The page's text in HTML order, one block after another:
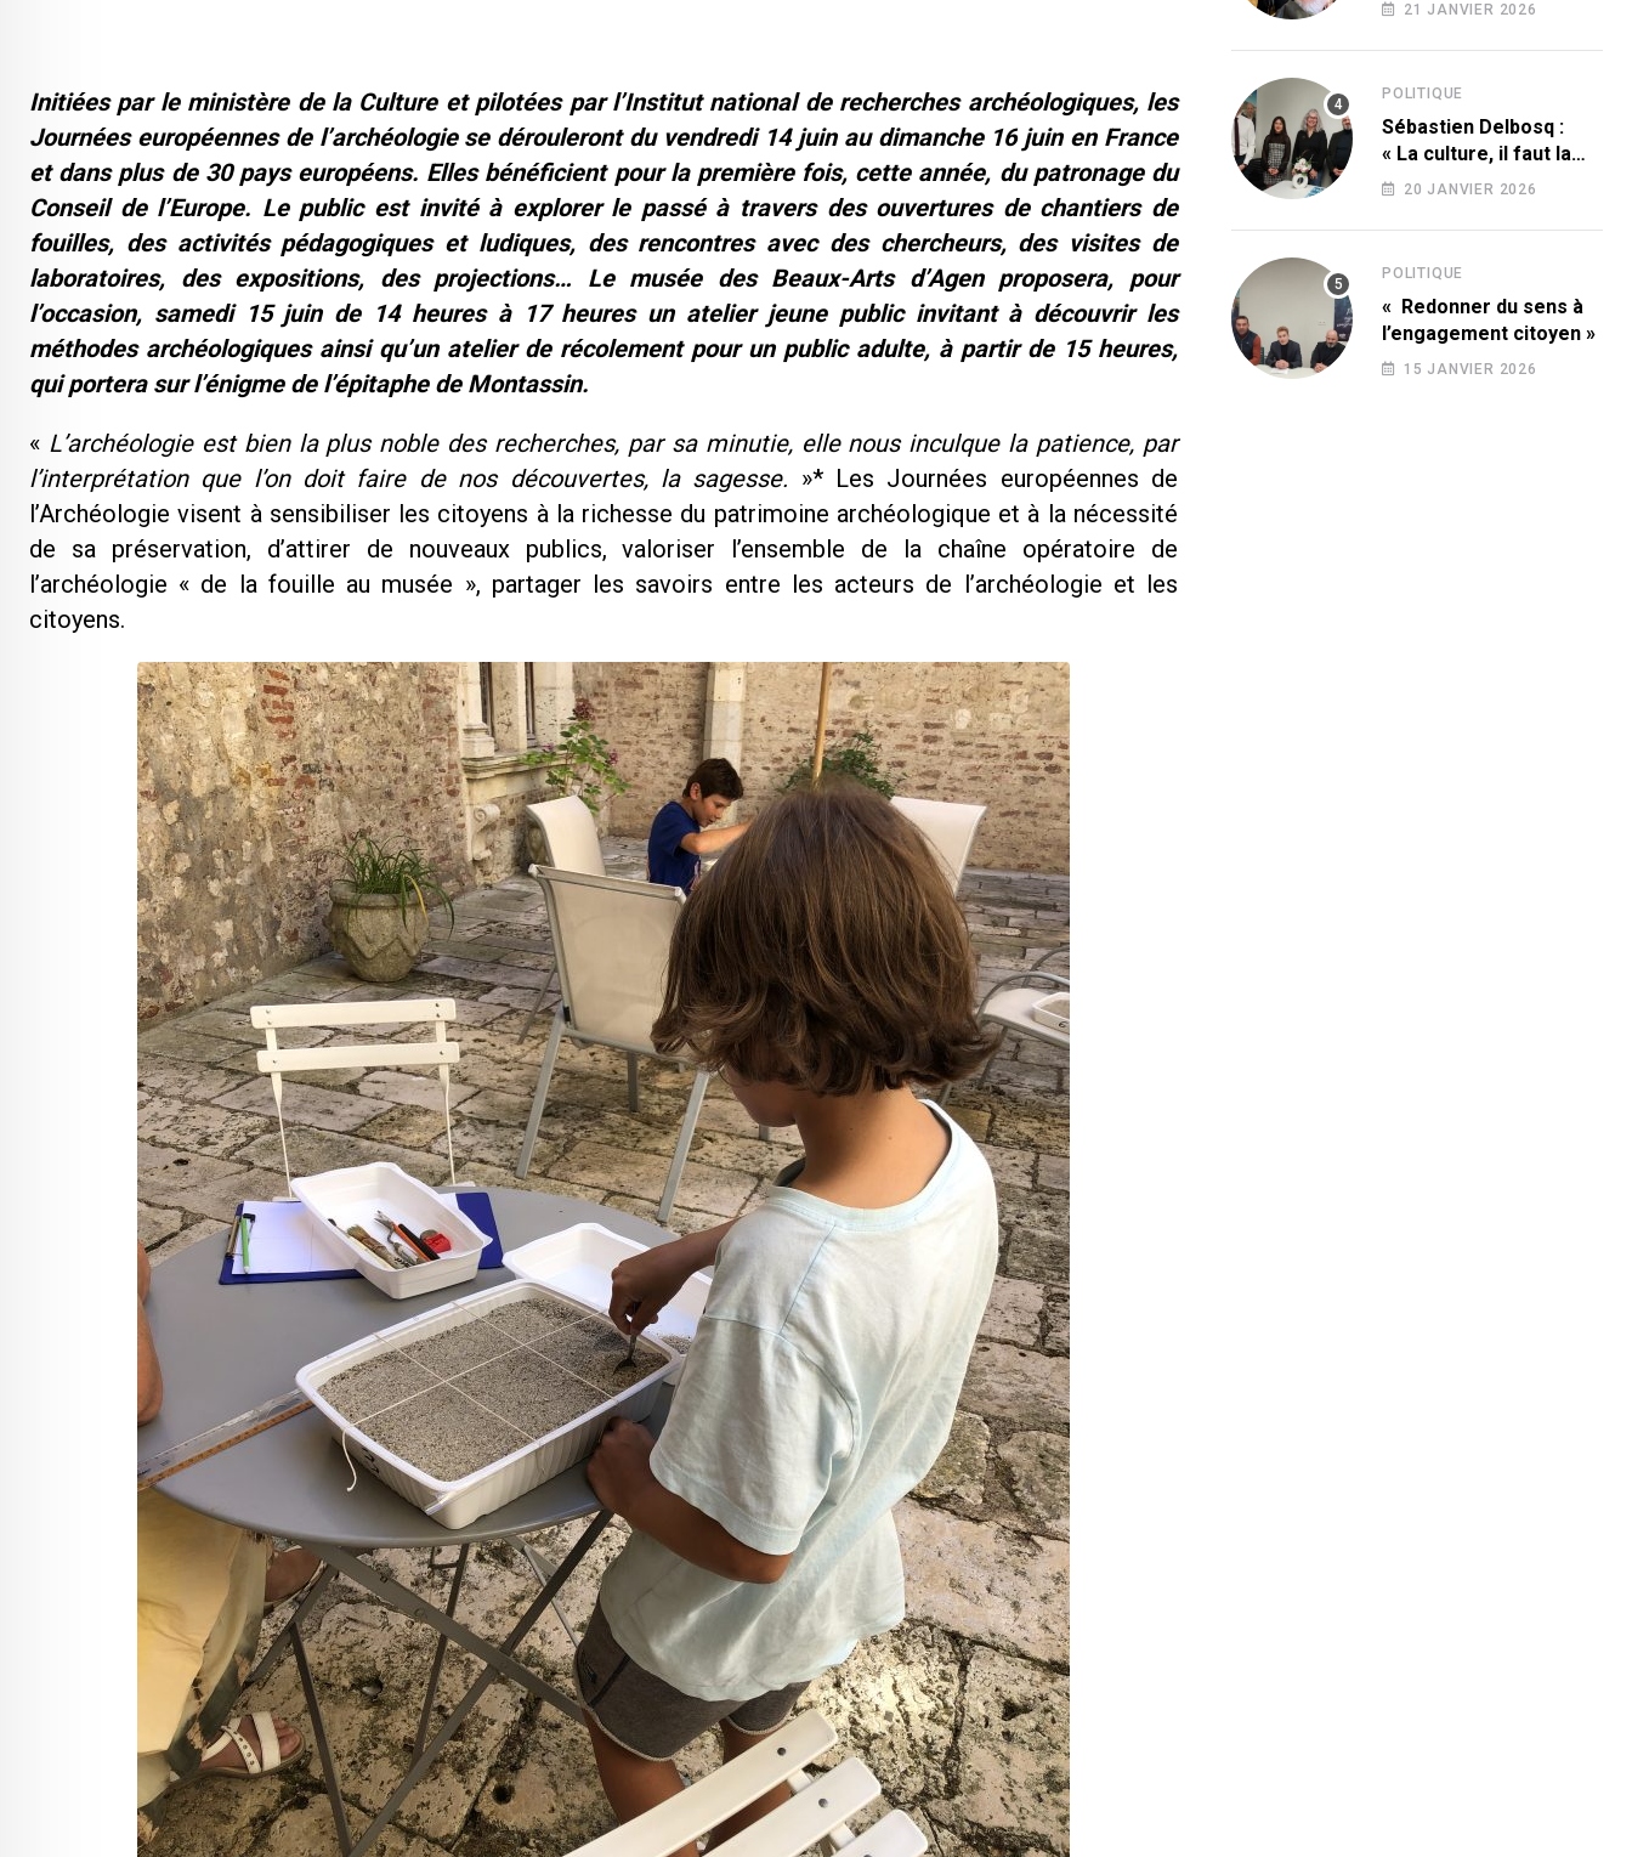
Initiées par le ministère de la Culture et pilotées par l’Institut national de recherches archéologiques, les
Journées européennes de l’archéologie se dérouleront du vendredi 14 juin au dimanche 16 juin en France
et dans plus de 30 pays européens. Elles bénéficient pour la première fois, cette année, du patronage du
Conseil de l’Europe. Le public est invité à explorer le passé à travers des ouvertures de chantiers de
fouilles, des activités pédagogiques et ludiques, des rencontres avec des chercheurs, des visites de
laboratoires, des expositions, des projections… Le musée des Beaux-Arts d’Agen proposera, pour
l’occasion, samedi 15 juin de 14 heures à 17 heures un atelier jeune public invitant à découvrir les
méthodes archéologiques ainsi qu’un atelier de récolement pour un public adulte, à partir de 15 heures,
qui portera sur l’énigme de l’épitaphe de Montassin.
« L’archéologie est bien la plus noble des recherches, par sa minutie, elle nous inculque la patience, par
l’interprétation que l’on doit faire de nos découvertes, la sagesse. »* Les Journées européennes de
l’Archéologie visent à sensibiliser les citoyens à la richesse du patrimoine archéologique et à la nécessité
de sa préservation, d’attirer de nouveaux publics, valoriser l’ensemble de la chaîne opératoire de
l’archéologie « de la fouille au musée », partager les savoirs entre les acteurs de l’archéologie et les
citoyens.
21 JANVIER 2026
POLITIQUE
Sébastien Delbosq :
« La culture, il faut la
conquérir ! »
20 JANVIER 2026
POLITIQUE
« Redonner du sens à
l’engagement citoyen »
15 JANVIER 2026